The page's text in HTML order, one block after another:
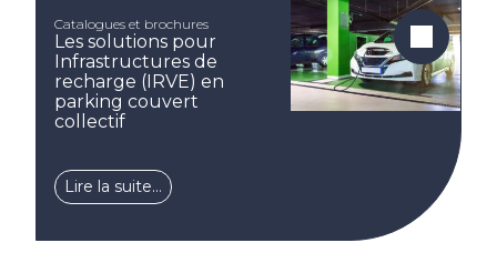
Catalogues et brochures
Les solutions pour
Infrastructures de
recharge (IRVE) en
parking couvert
collectif
Lire la suite…